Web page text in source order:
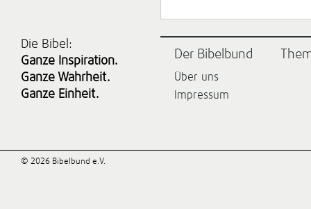
Die Bibel:
Ganze Inspiration.
Ganze Wahrheit.
Ganze Einheit.
Der Bibelbund
Über uns
Impressum
© 2026 Bibelbund e.V.